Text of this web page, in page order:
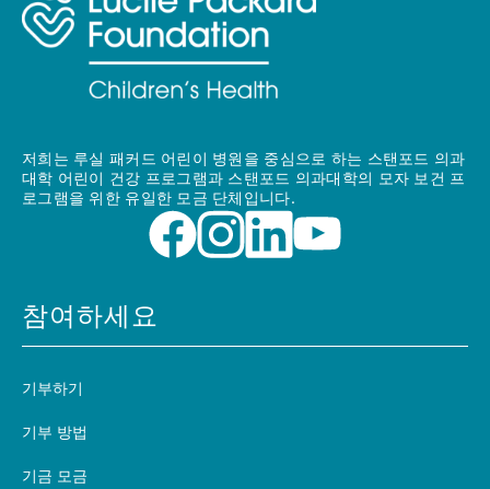
저희는 루실 패커드 어린이 병원을 중심으로 하는 스탠포드 의과
대학 어린이 건강 프로그램과 스탠포드 의과대학의 모자 보건 프
로그램을 위한 유일한 모금 단체입니다.
참여하세요
기부하기
기부 방법
기금 모금